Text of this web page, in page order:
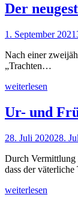
Der
1. September 2021
Nach einer
„Trachten…
weiterlesen
Ur- und
28. Juli 202028.
Durch Vermittlung
dass der
weiterlesen